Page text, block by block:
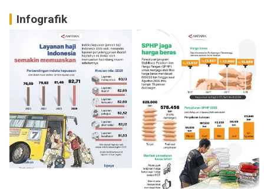
Infografik